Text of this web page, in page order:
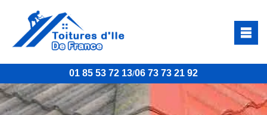
01 85 53 72 13/06 73 73 21 92